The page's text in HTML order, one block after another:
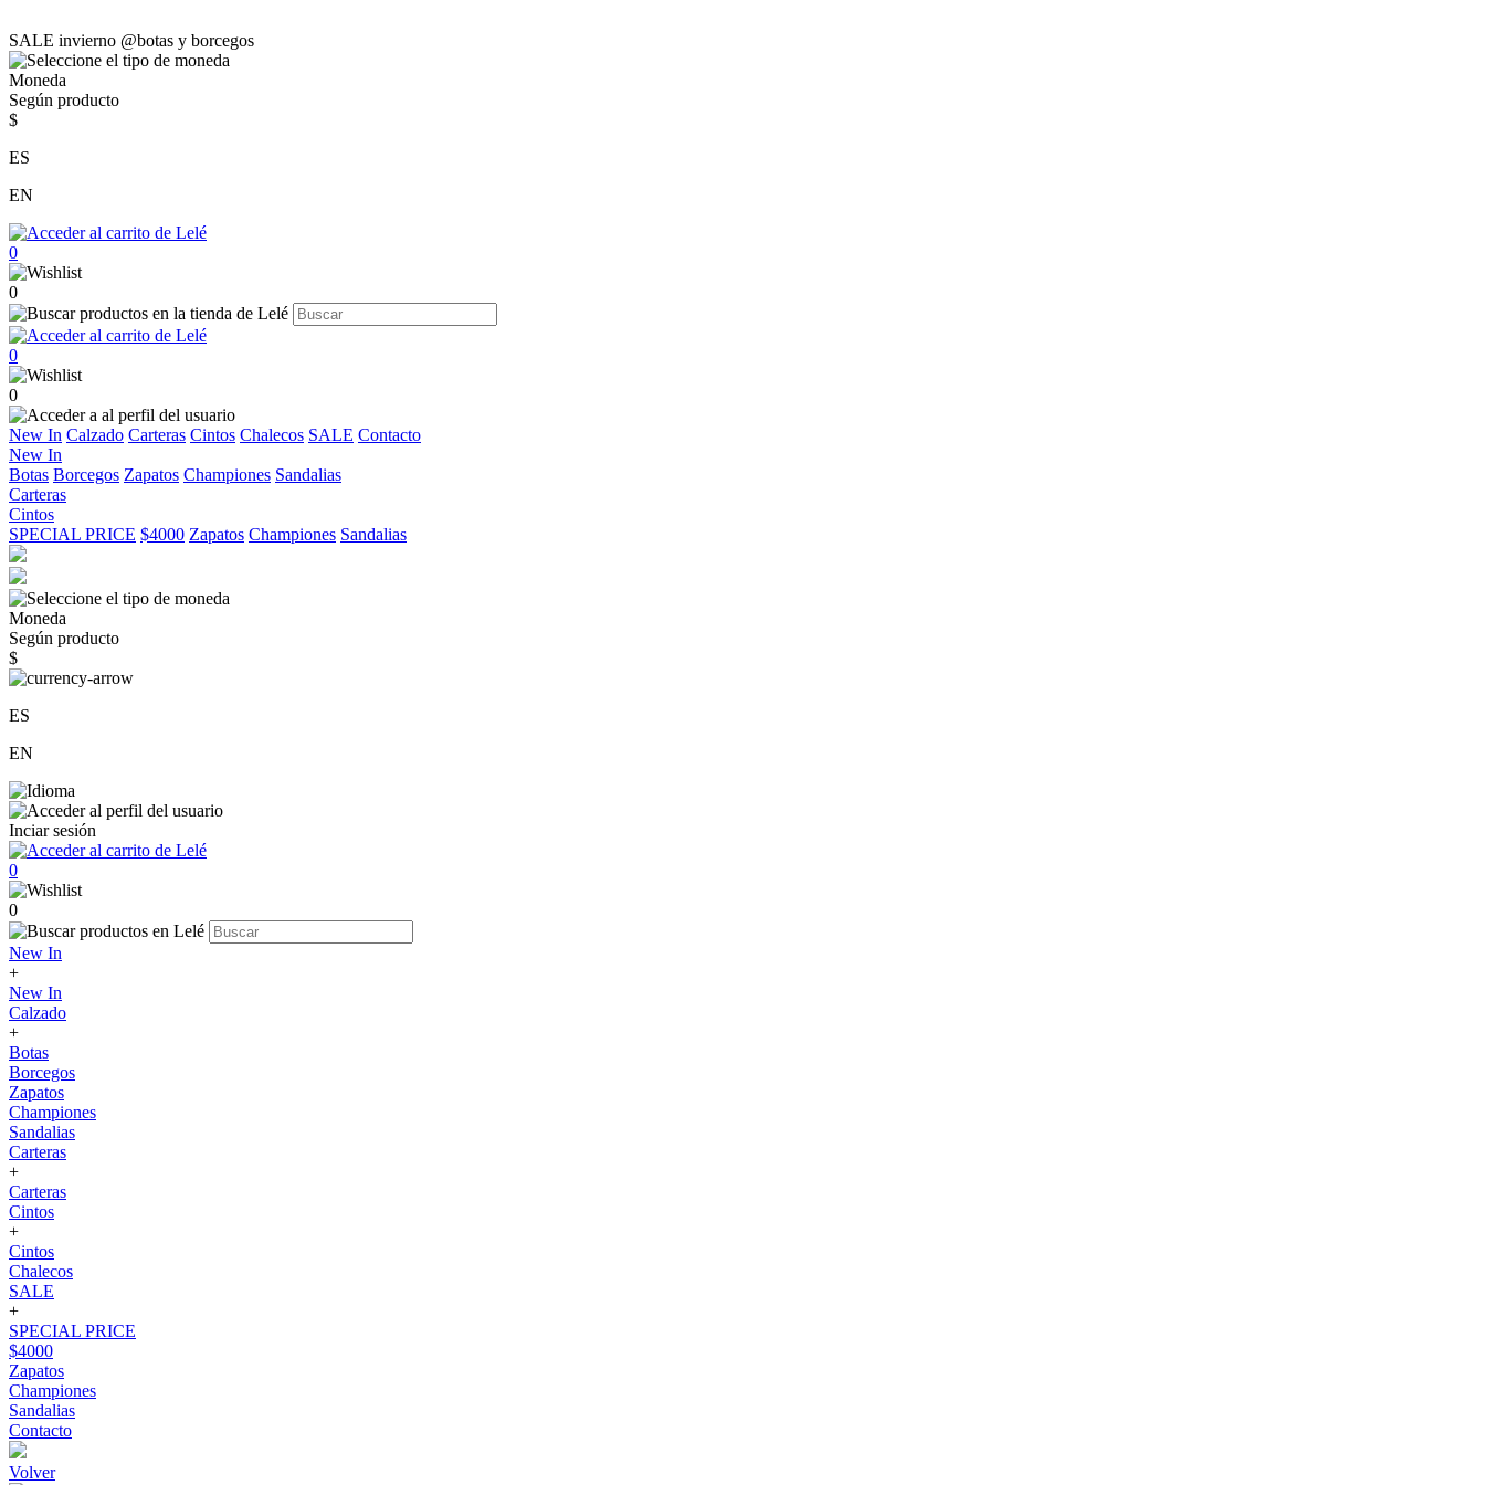
SALE invierno @botas y borcegos
Moneda
Según producto
$
ES
EN
0
0
0
0
New In Calzado Carteras Cintos Chalecos SALE Contacto
New In
Botas Borcegos Zapatos Championes Sandalias
Carteras
Cintos
SPECIAL PRICE $4000 Zapatos Championes Sandalias
Moneda
Según producto
$
ES
EN
Inciar sesión
0
0
New In
+
New In
Calzado
+
Botas
Borcegos
Zapatos
Championes
Sandalias
Carteras
+
Carteras
Cintos
+
Cintos
Chalecos
SALE
+
SPECIAL PRICE
$4000
Zapatos
Championes
Sandalias
Contacto
Volver